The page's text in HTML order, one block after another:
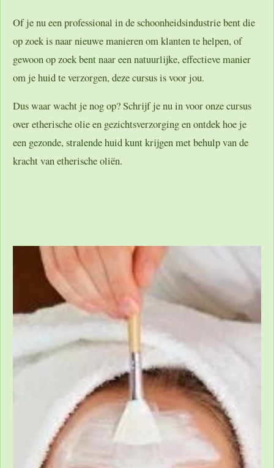
Of je nu een professional in de schoonheidsindustrie bent die
op zoek is naar nieuwe manieren om klanten te helpen, of
gewoon op zoek bent naar een natuurlijke, effectieve manier
om je huid te verzorgen, deze cursus is voor jou.
Dus waar wacht je nog op? Schrijf je nu in voor onze cursus
over etherische olie en gezichtsverzorging en ontdek hoe je
een gezonde, stralende huid kunt krijgen met behulp van de
kracht van etherische oliën.